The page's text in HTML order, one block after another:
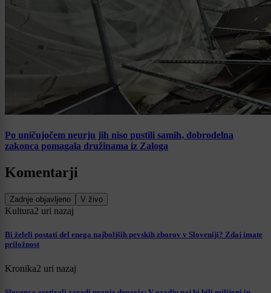
Po uničujočem neurju jih niso pustili samih, dobrodelna
zakonca pomagala družinama iz Zaloga
Komentarji
Zadnje objavljeno V živo
Kultura2 uri nazaj
Bi želeli postati del enega najboljših pevskih zborov v Sloveniji? Zdaj imate
priložnost
Kronika2 uri nazaj